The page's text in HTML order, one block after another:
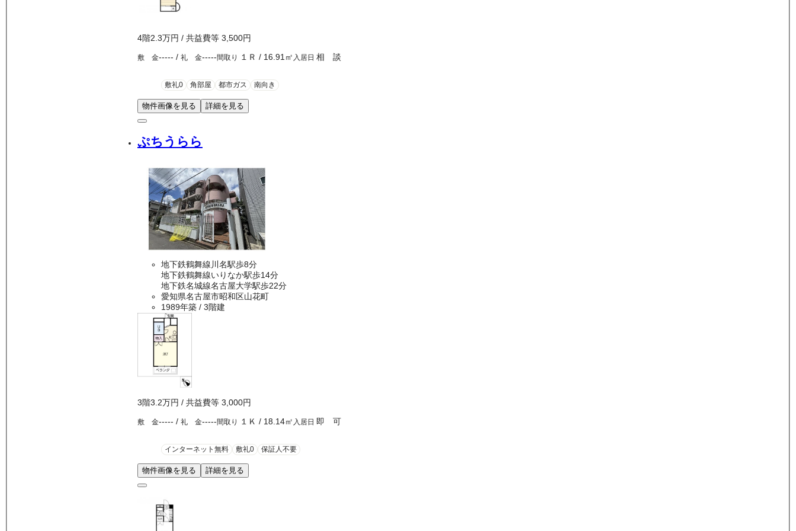
4階2.3万円 / 共益費等 3,500円
敷 金----- / 礼 金-----間取り １Ｒ / 16.91㎡ 入居日 相 談
敷礼0 角部屋 都市ガス 南向き
物件画像を見る 詳細を見る
ぷちうらら
地下鉄鶴舞線川名駅歩8分
地下鉄鶴舞線いりなか駅歩14分
地下鉄名城線名古屋大学駅歩22分
愛知県名古屋市昭和区山花町
1989年築 / 3階建
3階3.2万円 / 共益費等 3,000円
敷 金----- / 礼 金-----間取り １Ｋ / 18.14㎡ 入居日 即 可
インターネット無料 敷礼0 保証人不要
物件画像を見る 詳細を見る